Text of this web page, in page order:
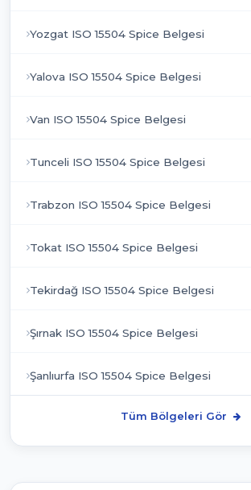
Yozgat ISO 15504 Spice Belgesi
Yalova ISO 15504 Spice Belgesi
Van ISO 15504 Spice Belgesi
Tunceli ISO 15504 Spice Belgesi
Trabzon ISO 15504 Spice Belgesi
Tokat ISO 15504 Spice Belgesi
Tekirdağ ISO 15504 Spice Belgesi
Şırnak ISO 15504 Spice Belgesi
Şanlıurfa ISO 15504 Spice Belgesi
Tüm Bölgeleri Gör